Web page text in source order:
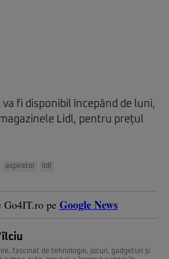
fi disponibil începând de luni,
Lidl, pentru prețul
aspirator lidl
Go4IT.ro pe Google News
fascinat de tehnologie, jocuri, gadgeturi și